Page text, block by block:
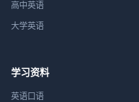
高中英语
大学英语
学习资料
英语口语